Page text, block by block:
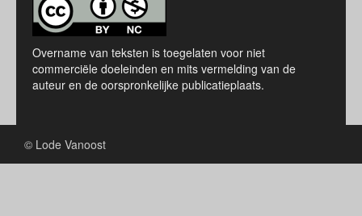
Overname van teksten is toegelaten voor niet
commerciële doeleinden en mits vermelding van de
auteur en de oorspronkelijke publicatieplaats.
© Lode Vanoost